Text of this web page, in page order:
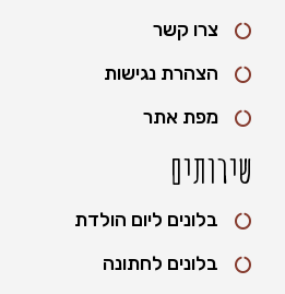
צרו קשר
הצהרת נגישות
מפת אתר
שירותים
בלונים ליום הולדת
בלונים לחתונה